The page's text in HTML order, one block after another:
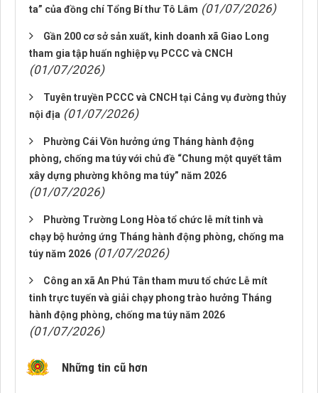
ta” của đồng chí Tổng Bí thư Tô Lâm (01/07/2026)
Gần 200 cơ sở sản xuất, kinh doanh xã Giao Long
tham gia tập huấn nghiệp vụ PCCC và CNCH
(01/07/2026)
Tuyên truyền PCCC và CNCH tại Cảng vụ đường thủy
nội địa (01/07/2026)
Phường Cái Vồn hưởng ứng Tháng hành động
phòng, chống ma túy với chủ đề “Chung một quyết tâm
xây dựng phường không ma túy” năm 2026
(01/07/2026)
Phường Trường Long Hòa tổ chức lễ mít tinh và
chạy bộ hưởng ứng Tháng hành động phòng, chống ma
túy năm 2026 (01/07/2026)
Công an xã An Phú Tân tham mưu tổ chức Lễ mít
tinh trực tuyến và giải chạy phong trào hưởng Tháng
hành động phòng, chống ma túy năm 2026
(01/07/2026)
Những tin cũ hơn